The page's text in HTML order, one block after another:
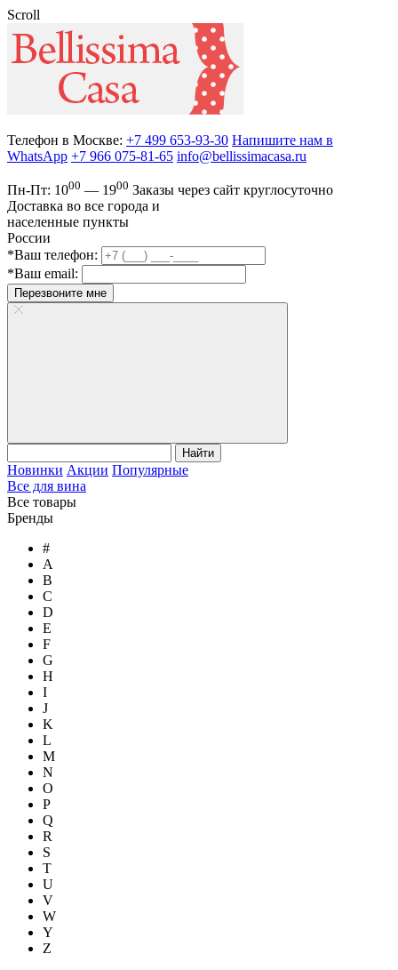
Scroll
Телефон в Москве: +7 499 653-93-30 Напишите нам в
WhatsApp +7 966 075-81-65 info@bellissimacasa.ru
Пн-Пт: 1000 — 1900 Заказы через сайт круглосуточно
Доставка во все города и
населенные пункты
России
*Ваш телефон:
*Ваш email:
Перезвоните мне
Найти
Новинки Акции Популярные
Все для вина
Все товары
Бренды
#
A
B
C
D
E
F
G
H
I
J
K
L
M
N
O
P
Q
R
S
T
U
V
W
Y
Z